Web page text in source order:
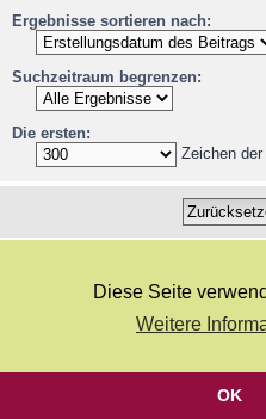
Diese Seite
Weitere
OK
Ergebnisse sortieren nach:
Suchzeitraum begrenzen:
Die ersten:
Zeichen
Deutsche